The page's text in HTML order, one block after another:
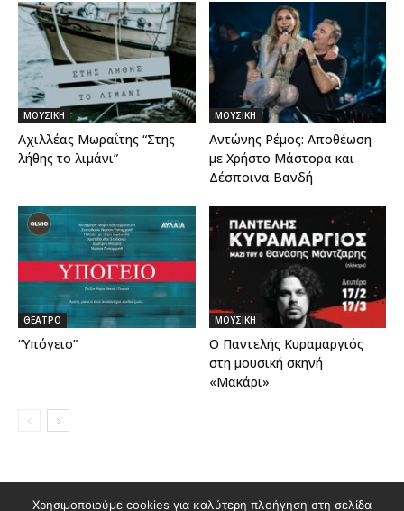
ΜΟΥΣΙΚΗ
Αχιλλέας Μωραΐτης “Στης
λήθης το λιμάνι”
ΜΟΥΣΙΚΗ
Αντώνης Ρέμος: Αποθέωση
με Χρήστο Μάστορα και
Δέσποινα Βανδή
ΘΕΑΤΡΟ
“Υπόγειο”
ΜΟΥΣΙΚΗ
Ο Παντελής Κυραμαργιός
στη μουσική σκηνή
«Μακάρι»
Διαφημιστείτε στο Polis Magazino
Χρησιμοποιούμε cookies για καλύτερη πλοήγηση στη σελίδα